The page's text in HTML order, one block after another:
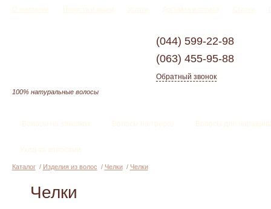
О компании Новости и акции Услуги Доставка и оплата Статьи
100% натуральные волосы
(044) 599-22-98
(063) 455-95-88
Обратный звонок
Волосы на заколках Волосы на трессе Волосы для
Уход за волосами
Каталог/ Изделия из волос / Челки/ Челки
Челки